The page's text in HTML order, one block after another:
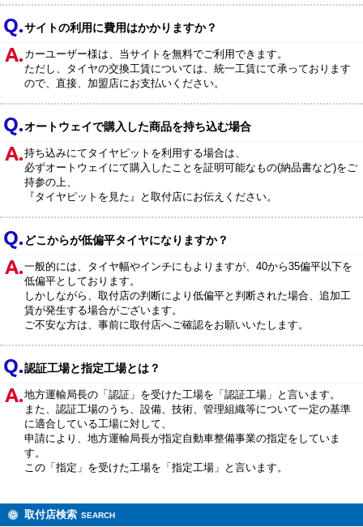
サイトの利用に費用はかかりますか？
カーユーザー様は、当サイトを無料でご利用できます。
ただし、タイヤの交換工賃については、統一工賃にて承っております
ので、直接、加盟店にお支払いください。
オートウェイで購入した商品を持ち込む場合
持ち込みにてタイヤピットを利用する場合は、
必ずオートウェイにて購入したことを証明可能なもの(納品書など)をご
持参の上、
『タイヤピットを見た』と取付店にお伝えください。
どこからが低偏平タイヤになりますか？
一般的には、タイヤ幅やインチにもよりますが、40から35偏平以下を
低偏平としております。
しかしながら、取付店の判断により低偏平と判断された場合、追加工
賃が発生する場合がございます。
ご不安な方は、事前に取付店へご確認をお願いいたします。
認証工場と指定工場とは？
地方運輸局長の「認証」を受けた工場を「認証工場」と言います。
また、認証工場のうち、設備、技術、管理組織等について一定の基準
に適合している工場に対して、
申請により、地方運輸局長が指定自動車整備事業の指定をしていま
す。
この「指定」を受けた工場を「指定工場」と言います。
取付店検索 SEARCH